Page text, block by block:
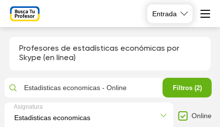
Entrada
Profesores de estadísticas económicas por
Skype (en línea)
Estadisticas economicas - Online Filtros (2)
Asignatura
Online